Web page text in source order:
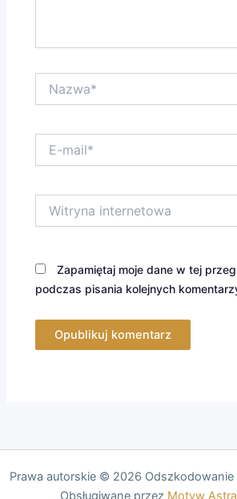
mail*
internetowa
Zapamiętaj moje dane w tej
podczas pisania kolejnych
Prawa autorskie © 2026 Odszkodowanie
Obsługiwane przez Motyw